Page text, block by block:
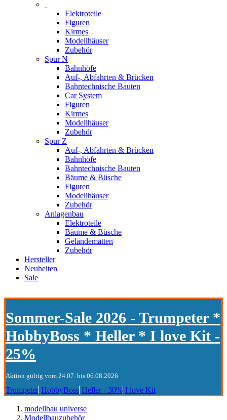
Elektroteile
Figuren
Kirmes
Modellhäuser
Zubehör
Spur N
Bahnhöfe
Auf-, Abfahrten & Brücken
Bahntechnische Bauten
Car System
Figuren
Kirmes
Modellhäuser
Zubehör
Spur Z
Auf-, Abfahrten & Brücken
Bahnhöfe
Bahntechnische Bauten
Bäume & Büsche
Figuren
Modellhäuser
Zubehör
Anlagenbau
Elektroteile
Bäume & Büsche
Geländematten
Zubehör
Hersteller
Neuheiten
Sale
Sommer-Sale 2026 - Trumpeter *
HobbyBoss * Heller * I love Kit -
25%
Aktion gültig vom 24.07. bis 06.08.2026
Trumpeter HobbyBoss Heller - 30% I love Kit
modellbau universe
Modellbauzubehör